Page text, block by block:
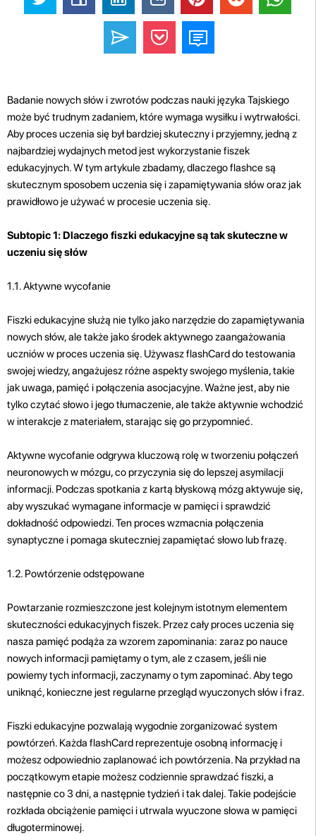
Badanie nowych słów i zwrotów podczas nauki języka Tajskiego
może być trudnym zadaniem, które wymaga wysiłku i wytrwałości.
Aby proces uczenia się był bardziej skuteczny i przyjemny, jedną z
najbardziej wydajnych metod jest wykorzystanie fiszek
edukacyjnych. W tym artykule zbadamy, dlaczego flashce są
skutecznym sposobem uczenia się i zapamiętywania słów oraz jak
prawidłowo je używać w procesie uczenia się.
Subtopic 1: Dlaczego fiszki edukacyjne są tak skuteczne w
uczeniu się słów
1.1. Aktywne wycofanie
Fiszki edukacyjne służą nie tylko jako narzędzie do zapamiętywania
nowych słów, ale także jako środek aktywnego zaangażowania
uczniów w proces uczenia się. Używasz flashCard do testowania
swojej wiedzy, angażujesz różne aspekty swojego myślenia, takie
jak uwaga, pamięć i połączenia asocjacyjne. Ważne jest, aby nie
tylko czytać słowo i jego tłumaczenie, ale także aktywnie wchodzić
w interakcje z materiałem, starając się go przypomnieć.
Aktywne wycofanie odgrywa kluczową rolę w tworzeniu połączeń
neuronowych w mózgu, co przyczynia się do lepszej asymilacji
informacji. Podczas spotkania z kartą błyskową mózg aktywuje się,
aby wyszukać wymagane informacje w pamięci i sprawdzić
dokładność odpowiedzi. Ten proces wzmacnia połączenia
synaptyczne i pomaga skuteczniej zapamiętać słowo lub frazę.
1.2. Powtórzenie odstępowane
Powtarzanie rozmieszczone jest kolejnym istotnym elementem
skuteczności edukacyjnych fiszek. Przez cały proces uczenia się
nasza pamięć podąża za wzorem zapominania: zaraz po nauce
nowych informacji pamiętamy o tym, ale z czasem, jeśli nie
powiemy tych informacji, zaczynamy o tym zapominać. Aby tego
uniknąć, konieczne jest regularne przegląd wyuczonych słów i fraz.
Fiszki edukacyjne pozwalają wygodnie zorganizować system
powtórzeń. Każda flashCard reprezentuje osobną informację i
możesz odpowiednio zaplanować ich powtórzenia. Na przykład na
początkowym etapie możesz codziennie sprawdzać fiszki, a
następnie co 3 dni, a następnie tydzień i tak dalej. Takie podejście
rozkłada obciążenie pamięci i utrwala wyuczone słowa w pamięci
długoterminowej.